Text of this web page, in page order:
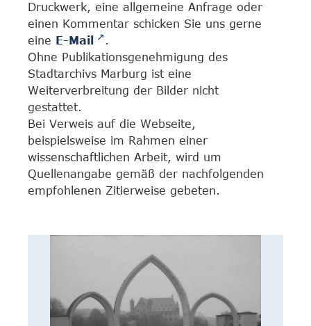
Druckwerk, eine allgemeine Anfrage oder
einen Kommentar schicken Sie uns gerne
eine E-Mail
.
Ohne Publikationsgenehmigung des
Stadtarchivs Marburg ist eine
Weiterverbreitung der Bilder nicht
gestattet.
Bei Verweis auf die Webseite,
beispielsweise im Rahmen einer
wissenschaftlichen Arbeit, wird um
Quellenangabe gemäß der nachfolgenden
empfohlenen Zitierweise gebeten.